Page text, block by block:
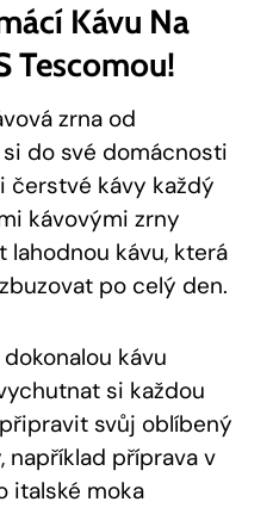
Kávu Na
Tescomou!
zrna od
do své domácnosti
čerstvé kávy každý
kávovými zrny
kávu, která
po celý den.
kávu
si každou
svůj oblíbený
například příprava v
italské moka